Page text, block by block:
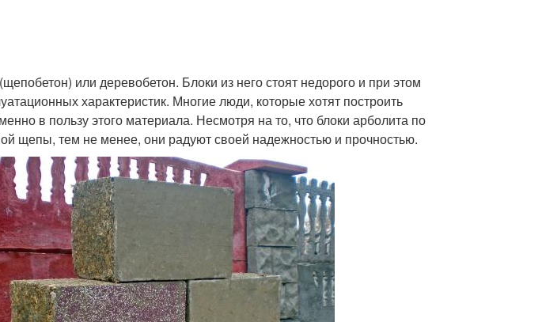
или деревобетон. Блоки из него стоят недорого и при этом
характеристик. Многие люди, которые хотят построить
в пользу этого материала. Несмотря на то, что блоки арболита по
щепы, тем не менее, они радуют своей надежностью и прочностью.